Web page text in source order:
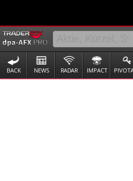
BACK NEWS RADAR IMPACT